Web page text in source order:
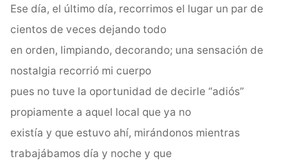
Ese día, el último día, recorrimos el lugar un par de
cientos de veces dejando todo
en orden, limpiando, decorando; una sensación de
nostalgia recorrió mi cuerpo
pues no tuve la oportunidad de decirle “adiós”
propiamente a aquel local que ya no
existía y que estuvo ahí, mirándonos mientras
trabajábamos día y noche y que